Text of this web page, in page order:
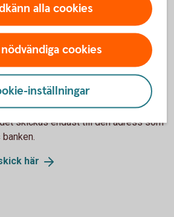
kan beställa
via Internetbanken kan banken
posta det till dig.
skickas endast till den adress som
här
alla cookies
cookies
inställningar